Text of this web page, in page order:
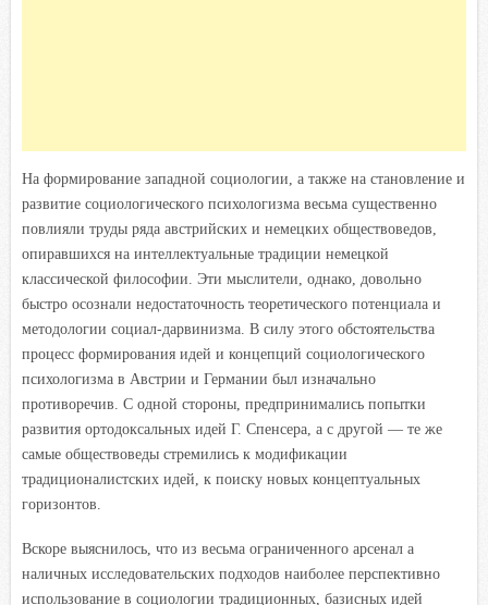
На формирование западной социологии, а также на становление и
развитие социологического психологизма весьма существенно
повлияли труды ряда австрийских и немецких обществоведов,
опиравшихся на интеллектуальные традиции немецкой
классической философии. Эти мыслители, однако, довольно
быстро осознали недостаточность теоретического потенциала и
методологии социал-дарвинизма. В силу этого обстоятельства
процесс формирования идей и концепций социологического
психологизма в Австрии и Германии был изначально
противоречив. С одной стороны, предпринимались попытки
развития ортодоксальных идей Г. Спенсера, а с другой — те же
самые обществоведы стремились к модификации
традиционалистских идей, к поиску новых концептуальных
горизонтов.
Вскоре выяснилось, что из весьма ограниченного арсенал а
наличных исследовательских подходов наиболее перспективно
использование в социологии традиционных, базисных идей